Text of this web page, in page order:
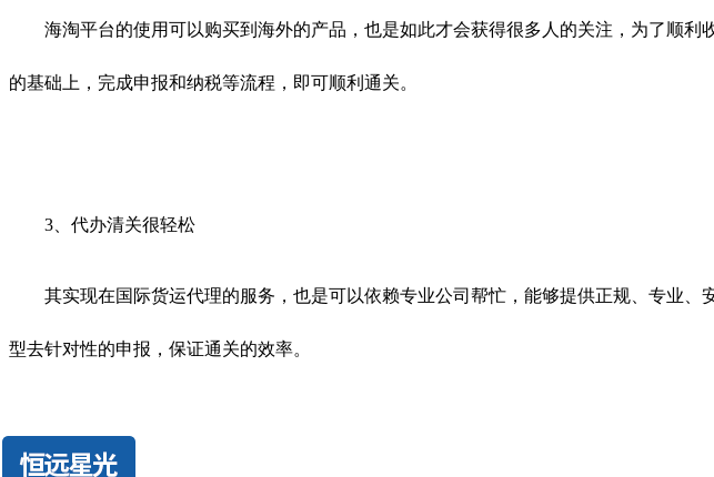
海淘平台的使用可以购买到海外的产品，也是如此才会获得很多人的关注，为了顺利
的基础上，完成申报和纳税等流程，即可顺利通关。
3、代办清关很轻松
其实现在国际货运代理的服务，也是可以依赖专业公司帮忙，能够提供正规、专业、
型去针对性的申报，保证通关的效率。